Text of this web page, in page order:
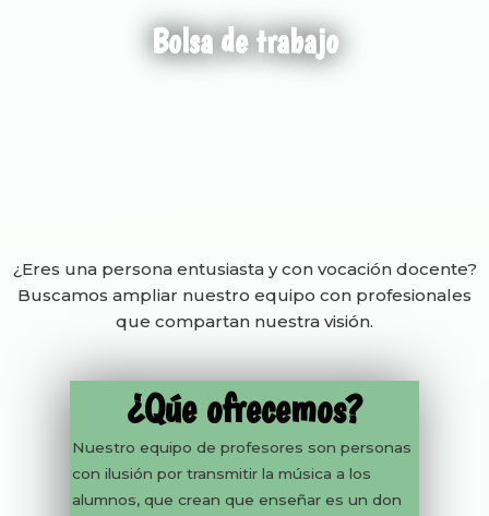
Bolsa de trabajo
¿Eres una persona entusiasta y con vocación docente?
Buscamos ampliar nuestro equipo con profesionales
que compartan nuestra visión.
¿Qúe ofrecemos?
Nuestro equipo de profesores son personas
con ilusión por transmitir la música a los
alumnos, que crean que enseñar es un don